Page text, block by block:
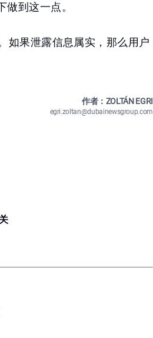
到这一点。
如果泄露信息属实，那么用户
作者：ZOLTÁN EGRI
egri.zoltan@dubainewsgroup.com